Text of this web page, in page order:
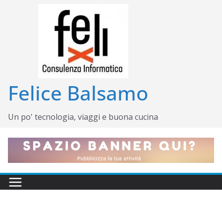
Felice Balsamo
Un po' tecnologia, viaggi e buona cucina